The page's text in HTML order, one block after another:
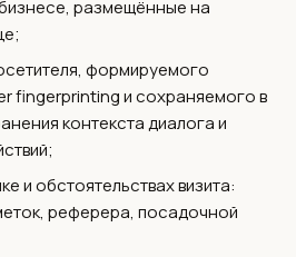
размещённые на
формируемого
fingerprinting и сохраняемого в
контекста диалога и
и обстоятельствах визита:
реферера, посадочной